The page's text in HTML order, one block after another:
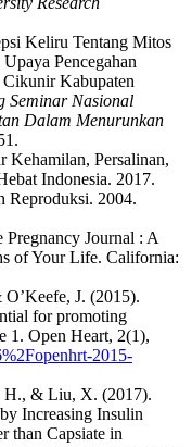
Keliru Tentang Mitos
Pencegahan
Kabupaten
Seminar Nasional
Dalam Menurunkan
Kehamilan, Persalinan,
Indonesia. 2017.
Reproduksi. 2004.
Journal : A
of Your Life. California:
J. (2015).
for promoting
1. Open Heart, 2(1),
2015-
H., & Liu, X. (2017).
Increasing Insulin
than Capsiate in